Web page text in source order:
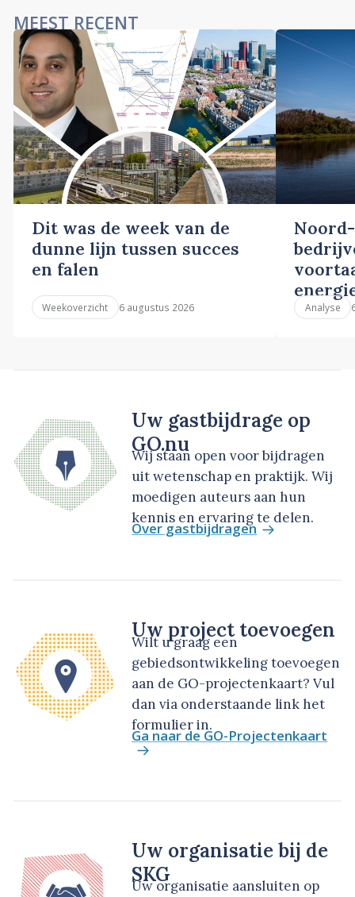
MEEST RECENT
Dit was de week van de
dunne lijn tussen succes
en falen
Weekoverzicht 6 augustus 2026 Analyse
Uw gastbijdrage op
GO.nu
Wij staan open voor bijdragen
uit wetenschap en praktijk. Wij
moedigen auteurs aan hun
kennis en ervaring te delen.
Over gastbijdragen
Uw project toevoegen
Wilt u graag een
gebiedsontwikkeling toevoegen
aan de GO-projectenkaart? Vul
dan via onderstaande link het
formulier in.
Ga naar de GO-Projectenkaart
Uw organisatie bij de
SKG
Uw organisatie aansluiten op